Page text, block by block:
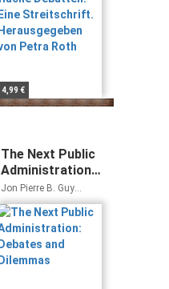
von Petra Roth
4,99 €
The Next Public
Administration:
Debates and
Dilemmas
Jon Pierre B. Guy
Peters